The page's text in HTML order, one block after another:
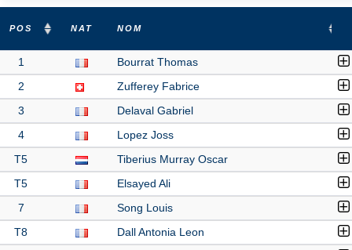
POS NAT NOM
1 Bourrat Thomas
2 Zufferey Fabrice
3 Delaval Gabriel
4 Lopez Joss
T5 Tiberius Murray Oscar
T5 Elsayed Ali
7 Song Louis
T8 Dall Antonia Leon